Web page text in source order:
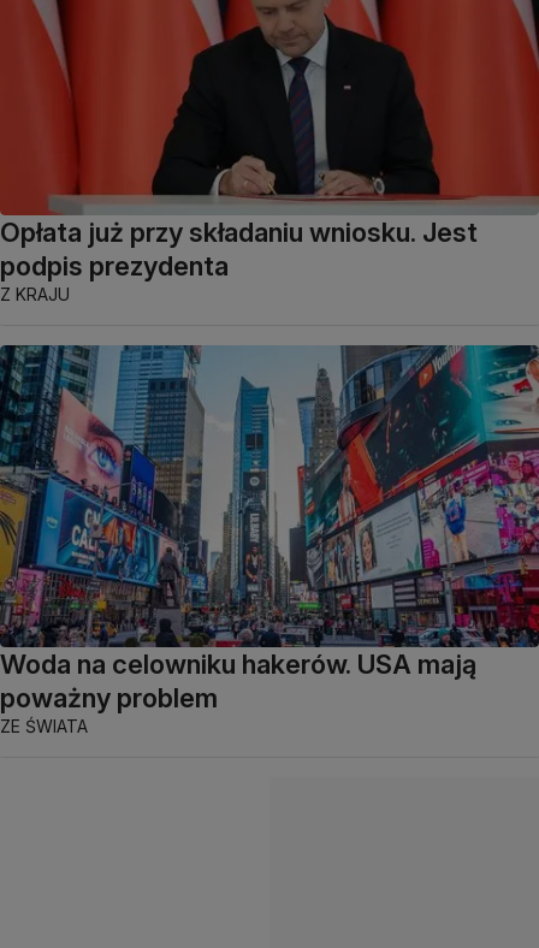
Opłata już przy składaniu wniosku. Jest
podpis prezydenta
Z KRAJU
Woda na celowniku hakerów. USA mają
poważny problem
ZE ŚWIATA